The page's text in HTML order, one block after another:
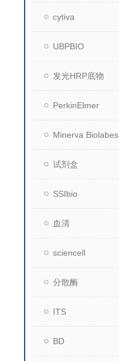
cytiva
UBPBIO
发光HRP底物
PerkinElmer
Minerva Biolabes
试剂盒
SSIbio
血清
sciencell
分散酶
ITS
BD